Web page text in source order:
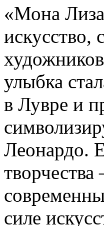
«Мона
искусство,
улыбка
в Лувре и
Леонардо.
силе